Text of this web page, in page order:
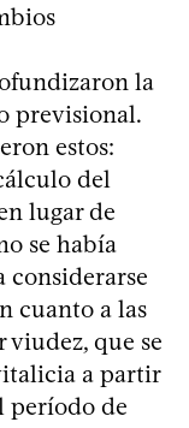
la
previsional.
estos:
del
lugar de
se había
considerarse
cuanto a las
viudez, que se
a partir
período de